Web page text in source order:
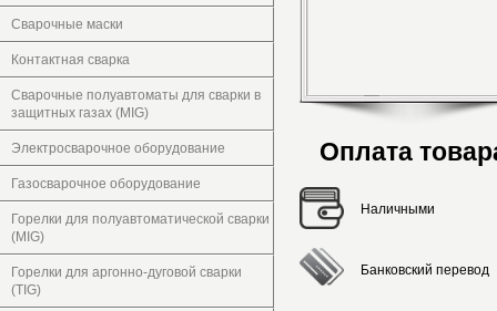
Сварочные маски
Контактная сварка
Сварочные полуавтоматы для сварки в
защитных газах (MIG)
Электросварочное оборудование
Газосварочное оборудование
Горелки для полуавтоматической сварки
(MIG)
Горелки для аргонно-дуговой сварки
(TIG)
Оплата
Наличными
Банковский перевод